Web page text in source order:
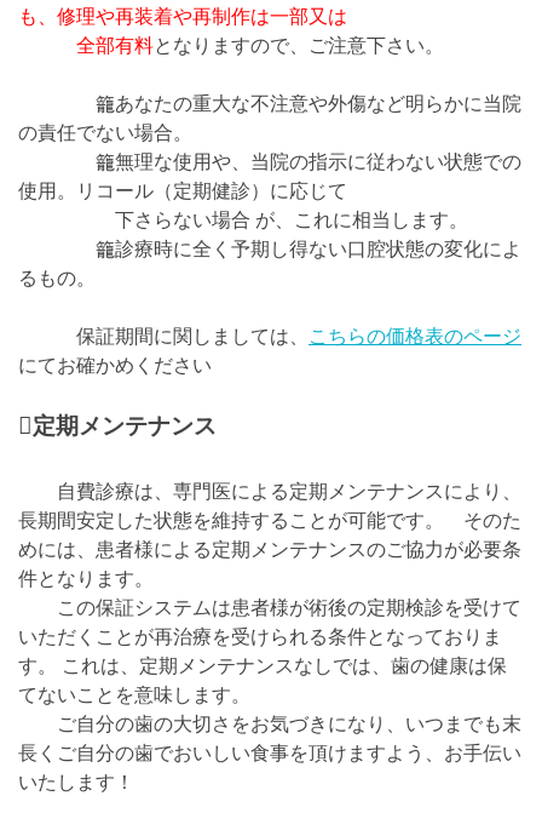
も、修理や再装着や再制作は一部又は
全部有料となりますので、ご注意下さい。
籠あなたの重大な不注意や外傷など明らかに当院
の責任でない場合。
籠無理な使用や、当院の指示に従わない状態での
使用。リコール（定期健診）に応じて
下さらない場合 が、これに相当します。
籠診療時に全く予期し得ない口腔状態の変化によ
るもの。
保証期間に関しましては、
こちらの価格表のページ
にてお確かめください
定期メンテナンス
自費診療は、専門医による定期メンテナンスにより、
長期間安定した状態を維持することが可能です。 そのた
めには、患者様による定期メンテナンスのご協力が必要条
件となります。
この保証システムは患者様が術後の定期検診を受けて
いただくことが再治療を受けられる条件となっておりま
す。 これは、定期メンテナンスなしでは、歯の健康は保
てないことを意味します。
ご自分の歯の大切さをお気づきになり、いつまでも末
長くご自分の歯でおいしい食事を頂けますよう、お手伝い
いたします！